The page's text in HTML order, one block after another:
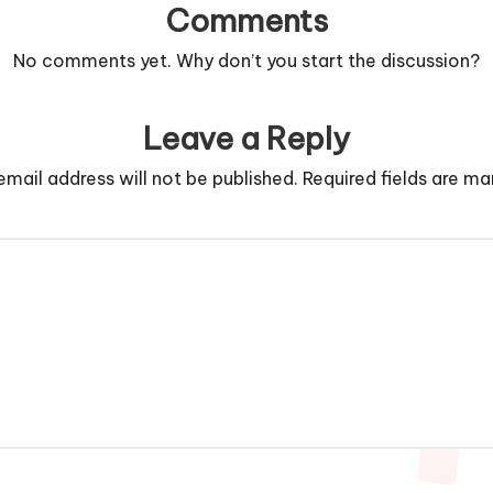
Comments
No comments yet. Why don’t you start the discussion?
Leave a Reply
address will not be published. Required fields are